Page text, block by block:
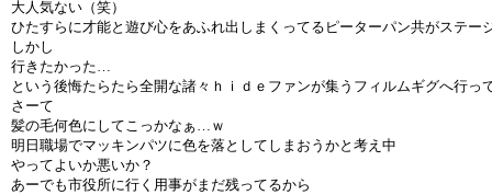
大人気ない（笑）
ひたすらに才能と遊び心をあふれ出しまくってるピーターパン共がステー
しかし
行きたかった…
という後悔たらたら全開な諸々ｈｉｄｅファンが集うフィルムギグへ行っ
さーて
髪の毛何色にしてこっかなぁ…ｗ
明日職場でマッキンパツに色を落としてしまおうかと考え中
やってよいか悪いか？
あーでも市役所に行く用事がまだ残ってるから